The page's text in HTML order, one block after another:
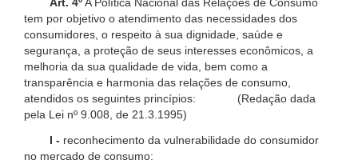
Art. 4ºA Política Nacional das Relações de Consumo
tem por objetivo o atendimento das necessidades dos
consumidores, o respeito à sua dignidade, saúde e
segurança, a proteção de seus interesses econômicos, a
melhoria da sua qualidade de vida, bem como a
transparência e harmonia das relações de consumo,
atendidos os seguintes princípios: (Redação dada
pela Lei nº 9.008, de 21.3.1995)
I - reconhecimento da vulnerabilidade do consumidor
no mercado de consumo;